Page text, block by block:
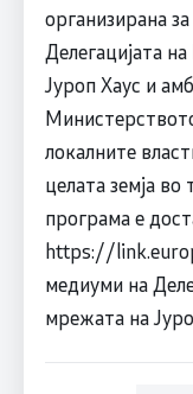
организирана
Делегацијата
Јуроп Хаус и
локалните
целата земја
програма е
https://
медиуми на
мрежата на